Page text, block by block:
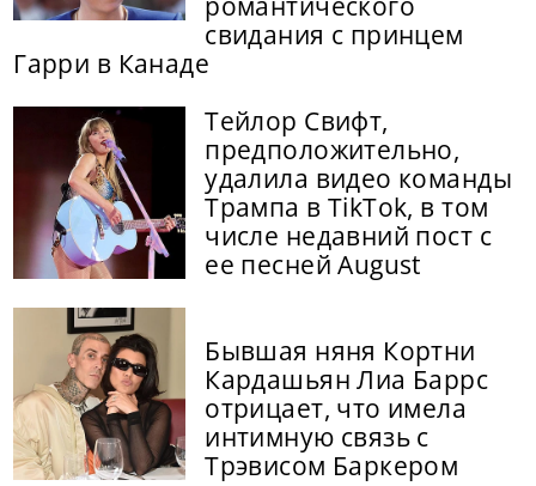
свидания с принцем
Гарри в Канаде
Тейлор Свифт,
предположительно,
удалила видео команды
Трампа в TikTok, в том
числе недавний пост с
ее песней August
Бывшая няня Кортни
Кардашьян Лиа Баррс
отрицает, что имела
интимную связь с
Трэвисом Баркером